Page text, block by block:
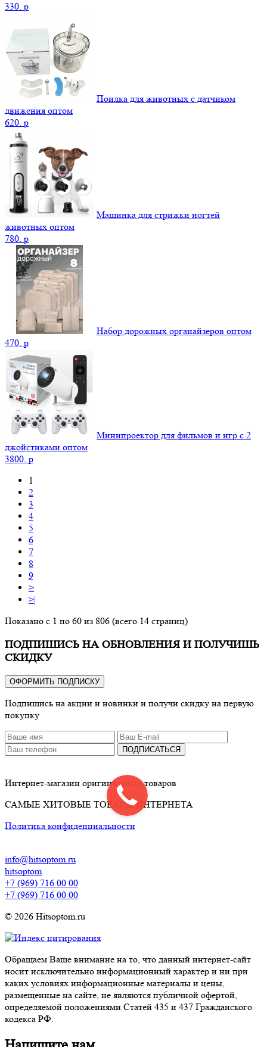
330. p
Поилка для животных с датчиком
движения оптом
620. p
Машинка для стрижки ногтей
животных оптом
780. p
Набор дорожных органайзеров оптом
470. p
Минипроектор для фильмов и игр с 2
джойстиками оптом
3800. p
1
2
3
4
5
6
7
8
9
>
>|
Показано с 1 по 60 из 806 (всего 14 страниц)
ПОДПИШИСЬ НА ОБНОВЛЕНИЯ И ПОЛУЧИШЬ
СКИДКУ
ОФОРМИТЬ ПОДПИСКУ
Подпишись на акции и новинки и получи скидку на первую
покупку
ПОДПИСАТЬСЯ
Интернет-магазин оригинальных товаров
САМЫЕ ХИТОВЫЕ ТОВАРЫ ИНТЕРНЕТА
Политика конфиденциальности
info@hitsoptom.ru
hitsoptom
+7 (969) 716 00 00
+7 (969) 716 00 00
© 2026 Hitsoptom.ru
Обращаем Ваше внимание на то, что данный интернет-сайт
носит исключительно информационный характер и ни при
каких условиях информационные материалы и цены,
размещенные на сайте, не являются публичной офертой,
определяемой положениями Статей 435 и 437 Гражданского
кодекса РФ.